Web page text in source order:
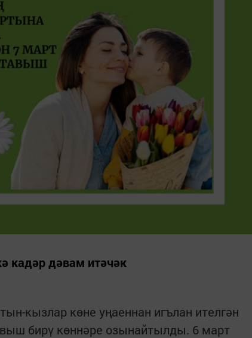
кадәр дәвам итәчәк
кызлар көне уңаеннан игълан ителгән
бирү көннәре озынайтылды. 6 март